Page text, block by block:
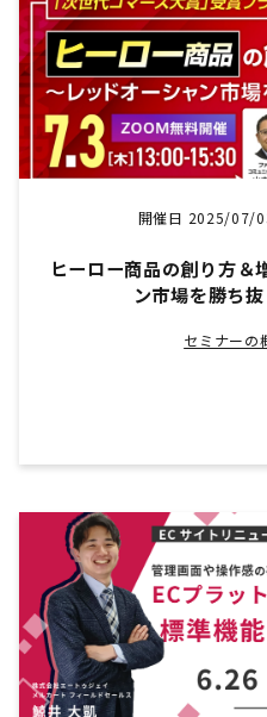
開催日 2025/07/
ヒーロー商品の創り方＆
ン市場を勝ち
セミナーの